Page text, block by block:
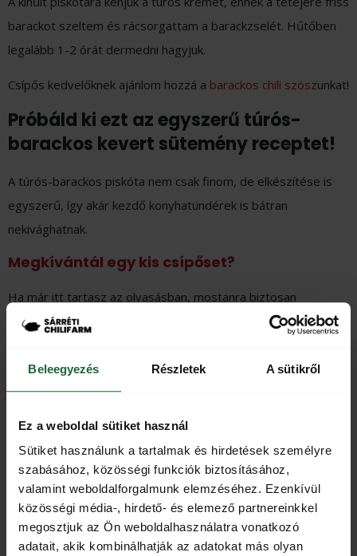
Beleegyezés Részletek A sütikről
Ez a weboldal sütiket használ
Sütiket használunk a tartalmak és hirdetések személyre
szabásához, közösségi funkciók biztosításához,
valamint weboldalforgalmunk elemzéséhez. Ezenkívül
közösségi média-, hirdető- és elemező partnereinkkel
megosztjuk az Ön weboldalhasználatra vonatkozó
adatait, akik kombinálhatják az adatokat más olyan
barackot szeltem és rácsorgattam a barackzselét. Hűtőben
legalább 1-2 órát dermedni hagyjuk.
Csípős kedvelőknek ajánlom hozzá a barackos chili szószunkat!
Próbáld ki ezt az egyszerű túrós-
barackos kevert sütemény receptet!
A túrós-barackos piskóta nem csak finom, de elkészítése is
egyszerű, így akár kezdő konyhatündérek is bátran
nekivághatnak.
Megkívántál egy kis csípőset?
Ha már itt tartasz az olvasásban, mostanra biztosan
összefutott a nyál a szádban, és harapnál valami tüzeset.
termékeket, amelyek garantáltan megmunkálják a
nyelőcsövedet. Savanyúság, snack, őrlemény,
Előző cikk Következő cikk